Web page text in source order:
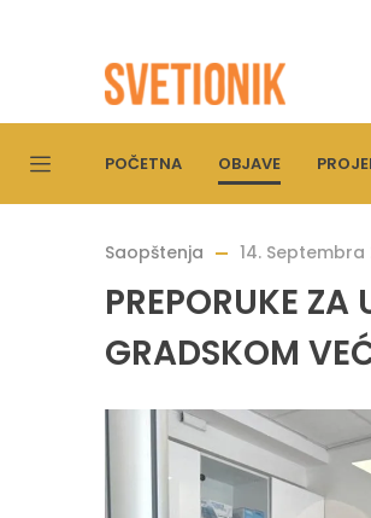
POČETNA OBJAVE
Saopštenja 14. Septembra
PREPORUKE ZA
GRADSKOM